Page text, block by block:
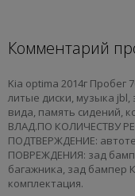
Комментарий
Kia optima 2014г Пробег
литые диски, музыка jbl,
вида, память сидений,
ВЛАД.ПО КОЛИЧЕСТВУ
ПОДТВЕРЖДЕНИЕ:
ПОВРЕЖДЕНИЯ: зад
багажника, зад
комплектация.